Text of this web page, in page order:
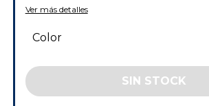
Ver más detalles
Color